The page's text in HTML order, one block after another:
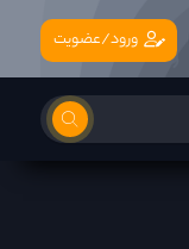
ورود/عضویت